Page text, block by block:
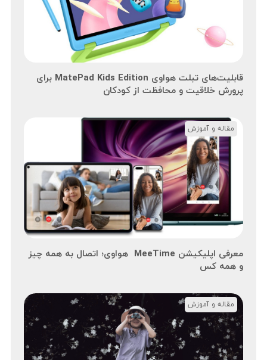
قابلیت‌های تبلت هواوی MatePad Kids Edition برای
پرورش خلاقیت و محافظت از کودکان
معرفی اپلیکیشن MeeTime هواوی؛ اتصال به همه چیز
و همه کس
مقاله و آموزش
مقاله و آموزش